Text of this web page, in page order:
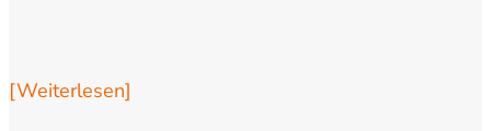
[Weiterlesen]